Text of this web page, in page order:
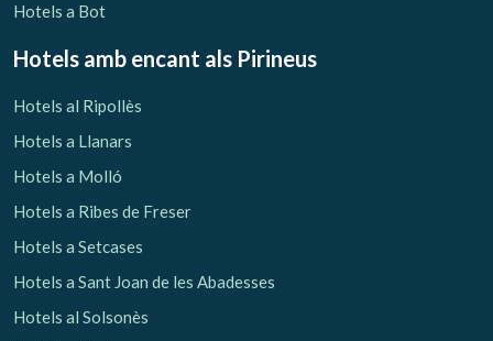
Hotels a Bot
Hotels amb encant als Pirineus
Hotels al Ripollès
Hotels a Llanars
Hotels a Molló
Hotels a Ribes de Freser
Hotels a Setcases
Hotels a Sant Joan de les Abadesses
Hotels al Solsonès